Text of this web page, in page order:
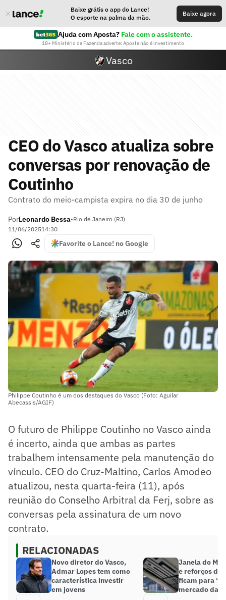
Baixe grátis o app do Lance!
O esporte na palma da mão.
Baixe agora
Ajuda com Aposta? Fale com o assistente.
18+ Ministério da Fazenda adverte: Aposta não é investimento
Vasco
CEO do Vasco atualiza sobre
conversas por renovação de
Coutinho
Contrato do meio-campista expira no dia 30 de junho
PorLeonardo Bessa•Rio de Janeiro (RJ)
11/06/202514:30
Favorite o Lance! no Google
Philippe Coutinho é um dos destaques do Vasco (Foto: Aguilar
Abecassis/AGIF)
O futuro de Philippe Coutinho no Vasco ainda
é incerto, ainda que ambas as partes
trabalhem intensamente pela manutenção do
vínculo. CEO do Cruz-Maltino, Carlos Amodeo
atualizou, nesta quarta-feira (11), após
reunião do Conselho Arbitral da Ferj, sobre as
conversas pela assinatura de um novo
contrato.
RELACIONADAS
Novo diretor do Vasco,
Admar Lopes tem como
característica investir
em jovens
Janela do
e reforços do
ficam para
mercado da